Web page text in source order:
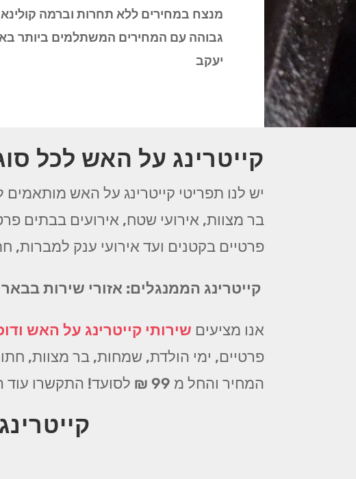
מנצח במחירים ללא תחרות וברמה
גבוהה עם המחירים המשתלמים ביותר
יעקב
קייטרינג על האש לכל
יש לנו תפריטי קייטרינג על האש מותאמים
בר מצוות, אירועי שטח, אירועים בבתים
פרטיים בקטנים ועד אירועי ענק למברות,
קייטרינג הממנגלים: אזורי שירות
אנו מציעים שירותי קייטרינג על האש
פרטיים, ימי הולדת, שמחות, בר מצוות,
המחיר והחל מ 99 ₪ לסועד! התקשרו עוד היום!